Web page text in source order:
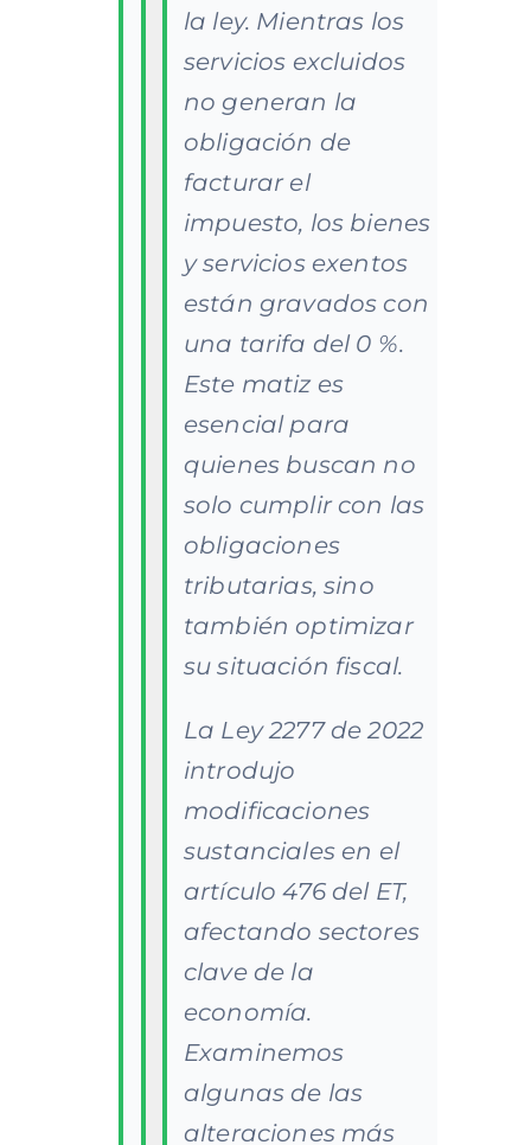
la ley. Mientras los
servicios excluidos
no generan la
obligación de
facturar el
impuesto, los bienes
y servicios exentos
están gravados con
una tarifa del 0 %.
Este matiz es
esencial para
quienes buscan no
solo cumplir con las
obligaciones
tributarias, sino
también optimizar
su situación fiscal.
La Ley 2277 de 2022
introdujo
modificaciones
sustanciales en el
artículo 476 del ET,
afectando sectores
clave de la
economía.
Examinemos
algunas de las
alteraciones más